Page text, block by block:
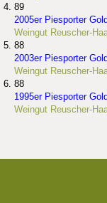
89
2005er Piesporter
Weingut Reuscher-
88
2003er Piesporter
Weingut Reuscher-
88
1995er Piesporter
Weingut Reuscher-